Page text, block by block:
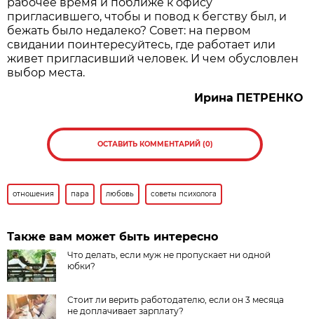
пригласившего, чтобы и повод к бегству был, и
бежать было недалеко? Совет: на первом
свидании поинтересуйтесь, где работает или
живет пригласивший человек. И чем обусловлен
выбор места.
Ирина ПЕТРЕНКО
ОСТАВИТЬ КОММЕНТАРИЙ (0)
отношения пара любовь советы психолога
Также вам может быть интересно
Что делать, если муж не пропускает ни одной
юбки?
Стоит ли верить работодателю, если он 3 месяца
не доплачивает зарплату?